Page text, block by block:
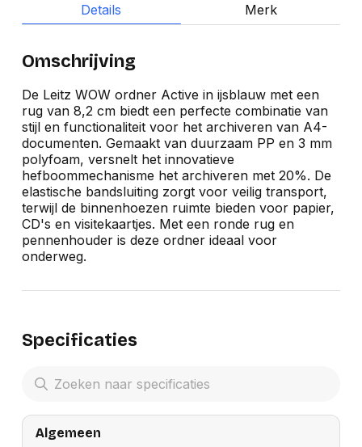
Details Merk
Omschrijving
De Leitz WOW ordner Active in ijsblauw met een
rug van 8,2 cm biedt een perfecte combinatie van
stijl en functionaliteit voor het archiveren van A4-
documenten. Gemaakt van duurzaam PP en 3 mm
polyfoam, versnelt het innovatieve
hefboommechanisme het archiveren met 20%. De
elastische bandsluiting zorgt voor veilig transport,
terwijl de binnenhoezen ruimte bieden voor papier,
CD's en visitekaartjes. Met een ronde rug en
pennenhouder is deze ordner ideaal voor
onderweg.
Specificaties
Algemeen